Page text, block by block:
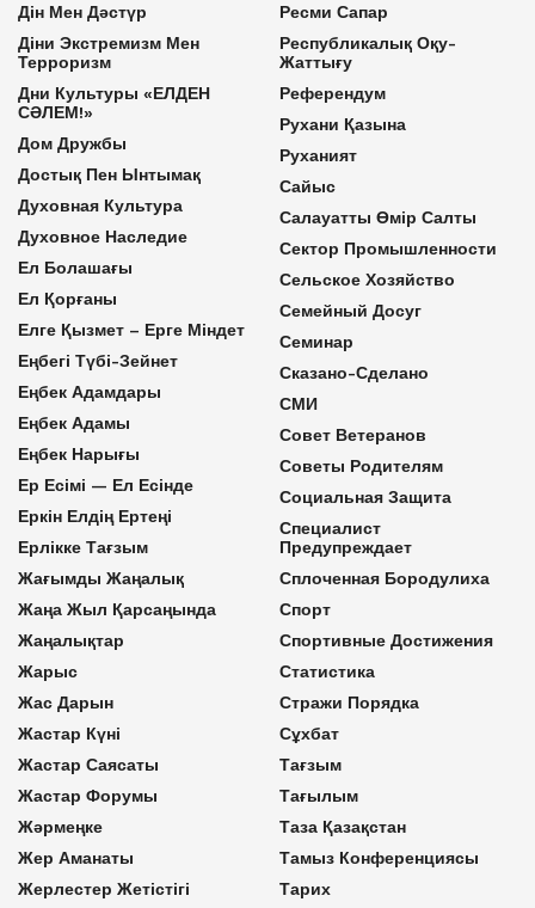
Дін Мен Дәстүр
Діни Экстремизм Мен
Терроризм
Дни Культуры «ЕЛДЕН
СӘЛЕМ!»
Дом Дружбы
Достық Пен Ынтымақ
Духовная Культура
Духовное Наследие
Ел Болашағы
Ел Қорғаны
Елге Қызмет – Ерге Міндет
Еңбегі Түбі-Зейнет
Еңбек Адамдары
Еңбек Адамы
Еңбек Нарығы
Ер Есімі — Ел Есінде
Еркін Елдің Ертеңі
Ерлікке Тағзым
Жағымды Жаңалық
Жаңа Жыл Қарсаңында
Жаңалықтар
Жарыс
Жас Дарын
Жастар Күні
Жастар Саясаты
Жастар Форумы
Жәрмеңке
Жер Аманаты
Жерлестер Жетістігі
Ресми Сапар
Республикалық Оқу-
Жаттығу
Референдум
Рухани Қазына
Руханият
Сайыс
Салауатты Өмір Салты
Сектор Промышленности
Сельское Хозяйство
Семейный Досуг
Семинар
Сказано-Сделано
СМИ
Совет Ветеранов
Советы Родителям
Социальная Защита
Специалист
Предупреждает
Сплоченная Бородулиха
Спорт
Спортивные Достижения
Статистика
Стражи Порядка
Сұхбат
Тағзым
Тағылым
Таза Қазақстан
Тамыз Конференциясы
Тарих